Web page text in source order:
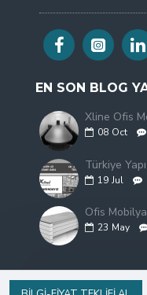
EN SON BLOG
Xline Ofis
08 Oct
Türkiye
19 Jul
Ofis
23 May